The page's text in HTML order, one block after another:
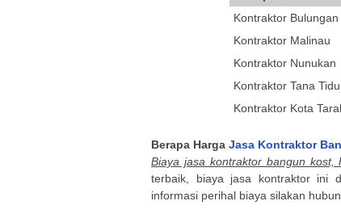
Kontraktor Bulungan
Kontraktor Malinau
Kontraktor Nunukan
Kontraktor Tana
Kontraktor Kota
Berapa Harga Jasa Kontraktor
Biaya jasa kontraktor bangun kost,
terbaik, biaya
jasa kontraktor ini
informasi perihal biaya silakan